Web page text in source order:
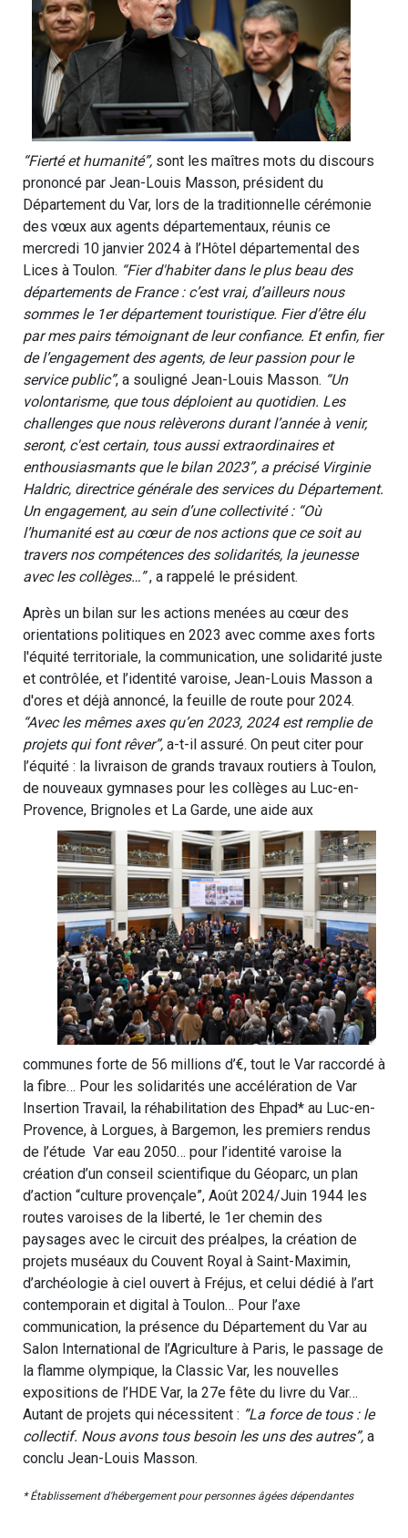
“Fierté et humanité”, sont les maîtres mots du discours
prononcé par Jean-Louis Masson, président du
Département du Var, lors de la traditionnelle cérémonie
des vœux aux agents départementaux, réunis ce
mercredi 10 janvier 2024 à l’Hôtel départemental des
Lices à Toulon. “Fier d'habiter dans le plus beau des
départements de France : c’est vrai, d’ailleurs nous
sommes le 1er département touristique. Fier d’être élu
par mes pairs témoignant de leur confiance. Et enfin, fier
de l’engagement des agents, de leur passion pour le
service public”, a souligné Jean-Louis Masson. “Un
volontarisme, que tous déploient au quotidien. Les
challenges que nous relèverons durant l’année à venir,
seront, c'est certain, tous aussi extraordinaires et
enthousiasmants que le bilan 2023”, a précisé Virginie
Haldric, directrice générale des services du Département.
Un engagement, au sein d’une collectivité : “Où
l’humanité est au cœur de nos actions que ce soit au
travers nos compétences des solidarités, la jeunesse
avec les collèges…”, a rappelé le président.
Après un bilan sur les actions menées au cœur des
orientations politiques en 2023 avec comme axes forts
l'équité territoriale, la communication, une solidarité juste
et contrôlée, et l’identité varoise, Jean-Louis Masson a
d'ores et déjà annoncé, la feuille de route pour 2024.
“Avec les mêmes axes qu’en 2023, 2024 est remplie de
projets qui font rêver”, a-t-il assuré. On peut citer pour
l’équité : la livraison de grands travaux routiers à Toulon,
de nouveaux gymnases pour les collèges au Luc-en-
Provence, Brignoles et La Garde, une aide aux
communes forte de 56 millions d’€, tout le Var raccordé à
la fibre… Pour les solidarités une accélération de Var
Insertion Travail, la réhabilitation des Ehpad* au Luc-en-
Provence, à Lorgues, à Bargemon, les premiers rendus
de l’étude Var eau 2050… pour l’identité varoise la
création d’un conseil scientifique du Géoparc, un plan
d’action “culture provençale”, Août 2024/Juin 1944 les
routes varoises de la liberté, le 1er chemin des
paysages avec le circuit des préalpes, la création de
projets muséaux du Couvent Royal à Saint-Maximin,
d’archéologie à ciel ouvert à Fréjus, et celui dédié à l’art
contemporain et digital à Toulon… Pour l’axe
communication, la présence du Département du Var au
Salon International de l’Agriculture à Paris, le passage de
la flamme olympique, la Classic Var, les nouvelles
expositions de l’HDE Var, la 27e fête du livre du Var…
Autant de projets qui nécessitent : ”La force de tous : le
collectif. Nous avons tous besoin les uns des autres”, a
conclu Jean-Louis Masson.
* Établissement d'hébergement pour personnes âgées dépendantes